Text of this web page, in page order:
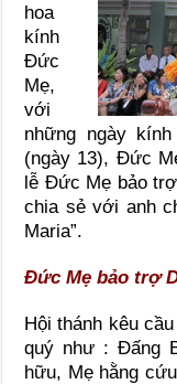
hoa
kính
Đức
Mẹ,
với
những ngày
(ngày 13), Đức
lễ Đức Mẹ bảo
chia sẻ với anh
Maria”.
Đức Mẹ bảo trợ
Hội thánh kêu
quý như : Đấng
hữu, Mẹ hằng